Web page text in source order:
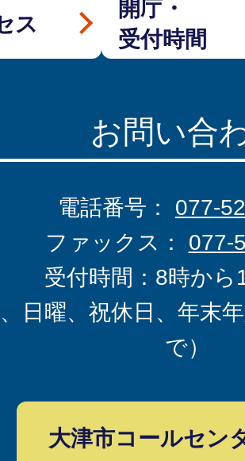
ス
開庁・
受付時間
お問い合
電話番号： 077-
ファックス： 077-
受付時間：8時から
、日曜、祝休日、年末
で）
大津市コールセン